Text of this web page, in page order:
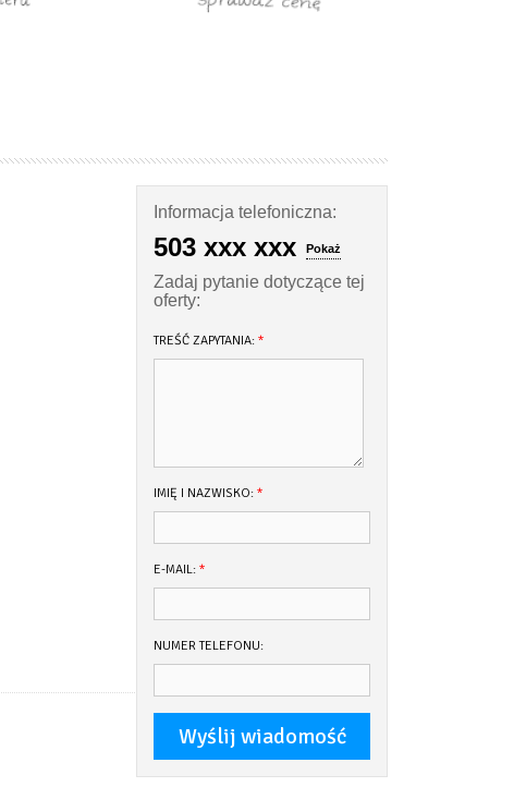
Informacja telefoniczna:
503 xxx xxx Pokaż
Zadaj pytanie dotyczące tej
oferty:
TREŚĆ ZAPYTANIA: *
IMIĘ I NAZWISKO: *
E-MAIL: *
NUMER TELEFONU: